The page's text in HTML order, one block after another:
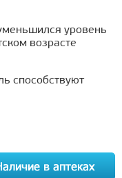
уровень
возрасте
способствуют